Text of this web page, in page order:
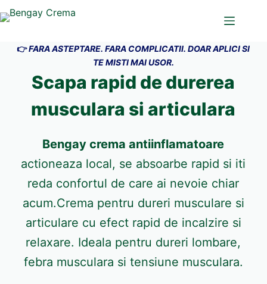
👉FARA ASTEPTARE. FARA COMPLICATII. DOAR APLICI SI
TE MISTI MAI USOR.
Scapa rapid de durerea
musculara si articulara
Bengay crema antiinflamatoare
actioneaza local, se absoarbe rapid si iti
reda confortul de care ai nevoie chiar
acum.Crema pentru dureri musculare si
articulare cu efect rapid de incalzire si
relaxare. Ideala pentru dureri lombare,
febra musculara si tensiune musculara.